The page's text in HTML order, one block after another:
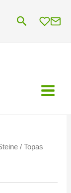
Suchen
/ Topas